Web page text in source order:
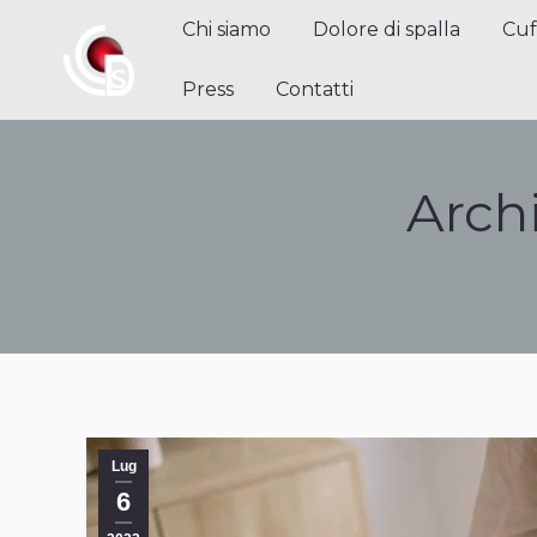
Chi siamo Dolore di spalla
Press Contatti
Lug
6
Chi siamo Dolore di spalla